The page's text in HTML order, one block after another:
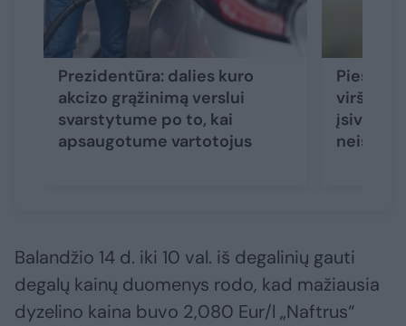
Prezidentūra: dalies kuro
akcizo grąžinimą verslui
svarstytume po to, kai
apsaugotume vartotojus
viršija
Balandžio 14 d. iki 10 val. iš degalinių gauti
degalų kainų duomenys rodo, kad mažiausia
dyzelino kaina buvo 2,080 Eur/l „Naftrus“